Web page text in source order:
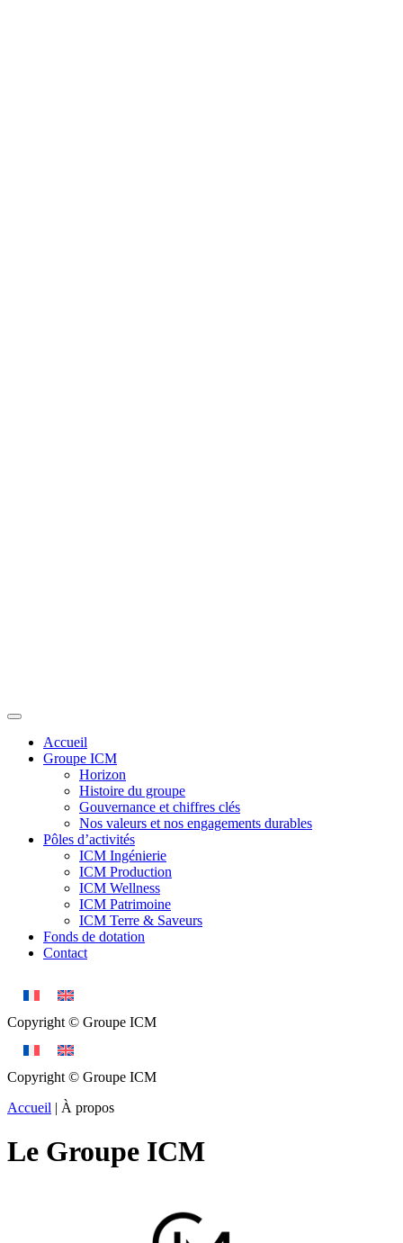
Toggle navigation
Accueil
Groupe ICM
Horizon
Histoire du groupe
Gouvernance et chiffres clés
Nos valeurs et nos engagements durables
Pôles d’activités
ICM Ingénierie
ICM Production
ICM Wellness
ICM Patrimoine
ICM Terre & Saveurs
Fonds de dotation
Contact
Copyright © Groupe ICM
Copyright © Groupe ICM
Accueil | À propos
Le Groupe ICM